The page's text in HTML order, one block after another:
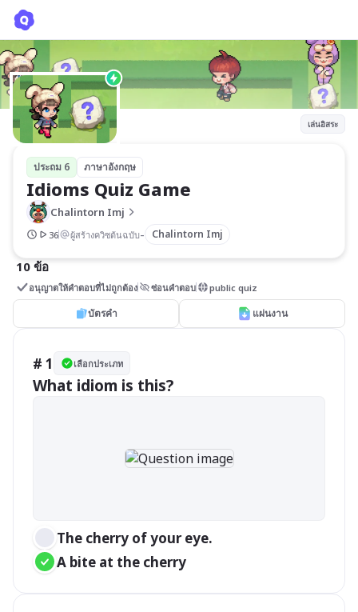
เล่นอิสระ
ประถม 6 ภาษาอังกฤษ
Idioms Quiz Game
Chalintorn Imj
36 ผู้สร้างควิซต้นฉบับ- Chalintorn Imj
10 ข้อ
อนุญาตให้คำตอบที่ไม่ถูกต้อง ซ่อนคำตอบ public quiz
บัตรคำ แผ่นงาน
# 1 เลือกประเภท
What idiom is this?
The cherry of your eye.
A bite at the cherry